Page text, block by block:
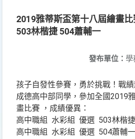
2019雅蒂斯盃第十八屆繪畫
503林楷捷 504蕭輔一
發布單位： 學
孩子自發性參賽，勇於挑戰！戰
成德高中部同學，參加全國2019
畫比賽 ，成績優異：
高中職組 水彩組 優選 503林楷捷
高中職組 水彩組 優選 504蕭輔一